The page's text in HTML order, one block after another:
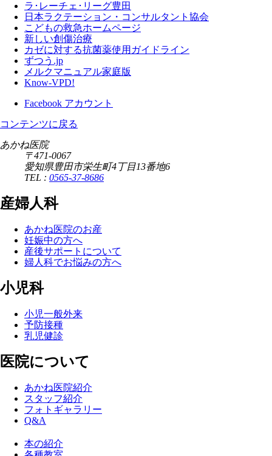
ラ･レーチェ･リーグ豊田
日本ラクテーション・コンサルタント協会
こどもの救急ホームページ
新しい創傷治療
カゼに対する抗菌薬使用ガイドライン
ずつう.jp
メルクマニュアル家庭版
Know-VPD!
Facebook アカウント
コンテンツに戻る
あかね医院
〒471-0067
愛知県豊田市栄生町4丁目13番地6
TEL : 0565-37-8686
産婦人科
あかね医院のお産
妊娠中の方へ
産後サポートについて
婦人科でお悩みの方へ
小児科
小児一般外来
予防接種
乳児健診
医院について
あかね医院紹介
スタッフ紹介
フォトギャラリー
Q&A
本の紹介